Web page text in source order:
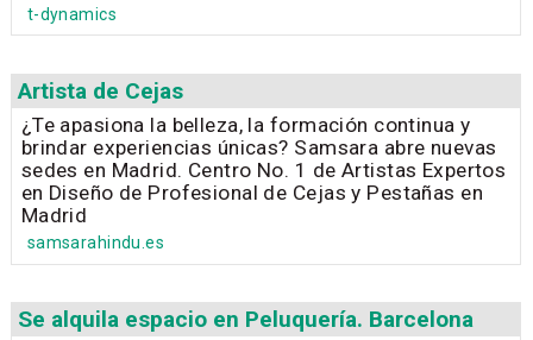
t-dynamics
Artista de Cejas
¿Te apasiona la belleza, la formación continua y
brindar experiencias únicas? Samsara abre nuevas
sedes en Madrid. Centro No. 1 de Artistas Expertos
en Diseño de Profesional de Cejas y Pestañas en
Madrid
samsarahindu.es
Se alquila espacio en Peluquería. Barcelona